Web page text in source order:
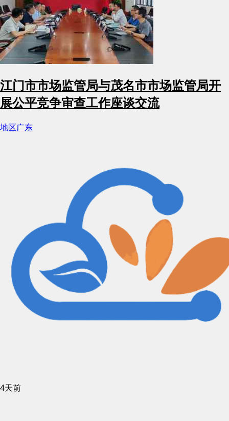
江门市市场监管局与茂名市市场监管局开
展公平竞争审查工作座谈交流
地区广东
4天前